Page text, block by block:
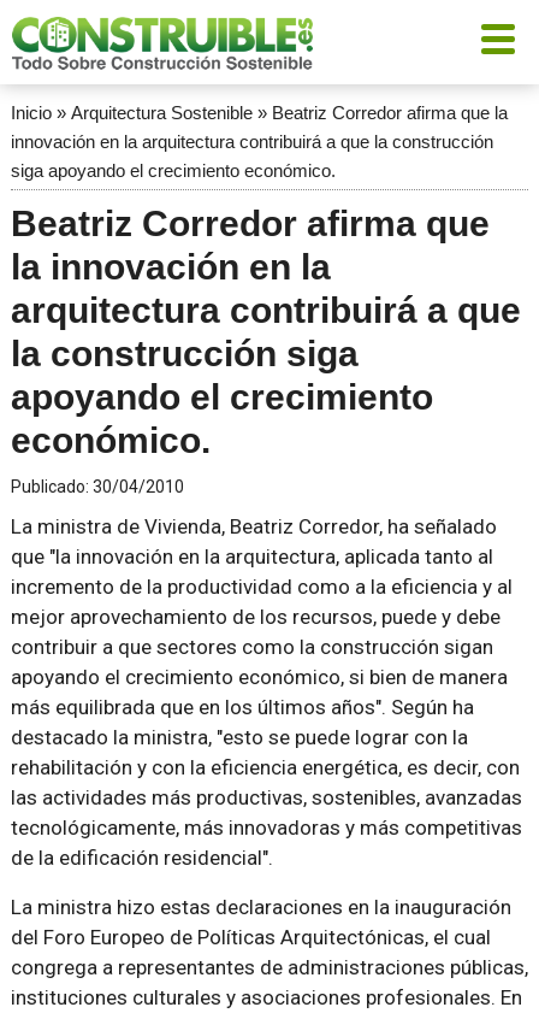
Inicio» Arquitectura Sostenible» Beatriz Corredor afirma que la
innovación en la arquitectura contribuirá a que la construcción
siga apoyando el crecimiento económico.
Beatriz Corredor afirma que
la innovación en la
arquitectura contribuirá a que
la construcción siga
apoyando el crecimiento
económico.
Publicado: 30/04/2010
La ministra de Vivienda, Beatriz Corredor, ha señalado
que "la innovación en la arquitectura, aplicada tanto al
incremento de la productividad como a la eficiencia y al
mejor aprovechamiento de los recursos, puede y debe
contribuir a que sectores como la construcción sigan
apoyando el crecimiento económico, si bien de manera
más equilibrada que en los últimos años". Según ha
destacado la ministra, "esto se puede lograr con la
rehabilitación y con la eficiencia energética, es decir, con
las actividades más productivas, sostenibles, avanzadas
tecnológicamente, más innovadoras y más competitivas
de la edificación residencial".
La ministra hizo estas declaraciones en la inauguración
del Foro Europeo de Políticas Arquitectónicas, el cual
congrega a representantes de administraciones públicas,
instituciones culturales y asociaciones profesionales. En